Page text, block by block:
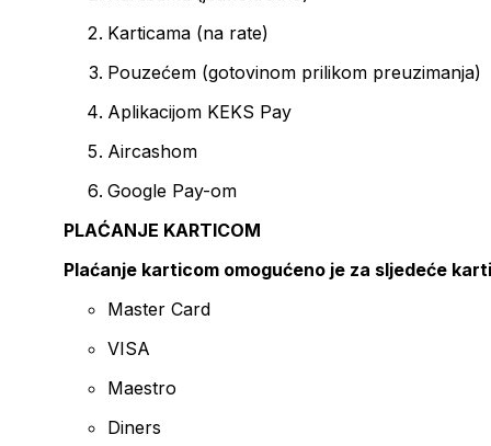
Karticama (na rate)
Pouzećem (gotovinom prilikom preuzimanja)
Aplikacijom KEKS Pay
Aircashom
Google Pay-om
PLAĆANJE KARTICOM
Plaćanje karticom omogućeno je za sljedeće
Master Card
VISA
Maestro
Diners